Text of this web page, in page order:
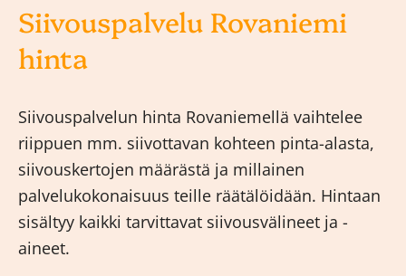
Siivouspalvelu Rovaniemi
hinta
Siivouspalvelun hinta Rovaniemellä vaihtelee
riippuen mm. siivottavan kohteen pinta-alasta,
siivouskertojen määrästä ja millainen
palvelukokonaisuus teille räätälöidään. Hintaan
sisältyy kaikki tarvittavat siivousvälineet ja -
aineet.